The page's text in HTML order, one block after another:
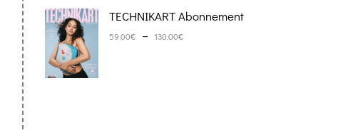
TECHNIKART Abonnement
59,00€ – 130,00€